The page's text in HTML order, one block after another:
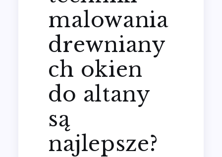
malowania
drewniany
ch okien
do altany
są
najlepsze?